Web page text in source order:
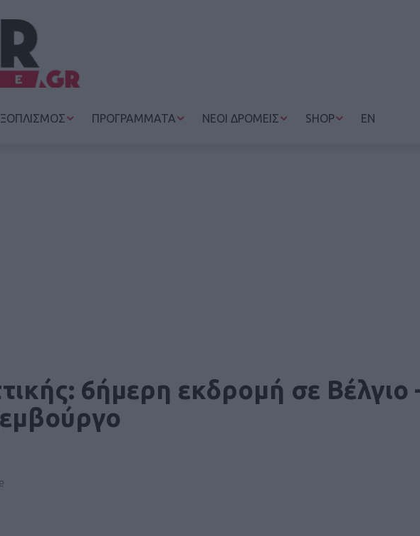
ΠΡΟΓΡΑΜΜΑΤΑ ΝΕΟΙ ΔΡΟΜΕΙΣ SHOP EN
6ήμερη εκδρομή σε Βέλγιο